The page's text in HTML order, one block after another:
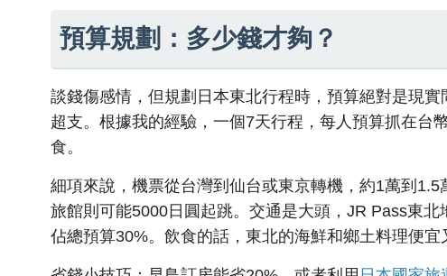
預算規劃：多少錢才夠？
談錢傷感情，但規劃日本東北行程時，預算絕對是現
超支。根據我的經驗，一個7天行程，每人預算抓在台
食。
細項來說，機票從台灣到仙台或東京轉機，約1萬到
旅館則可能5000日圓起跳。交通是大頭，JR Pass東
佔總預算30%。飲食的話，東北的海鮮和鄉土料理便宜